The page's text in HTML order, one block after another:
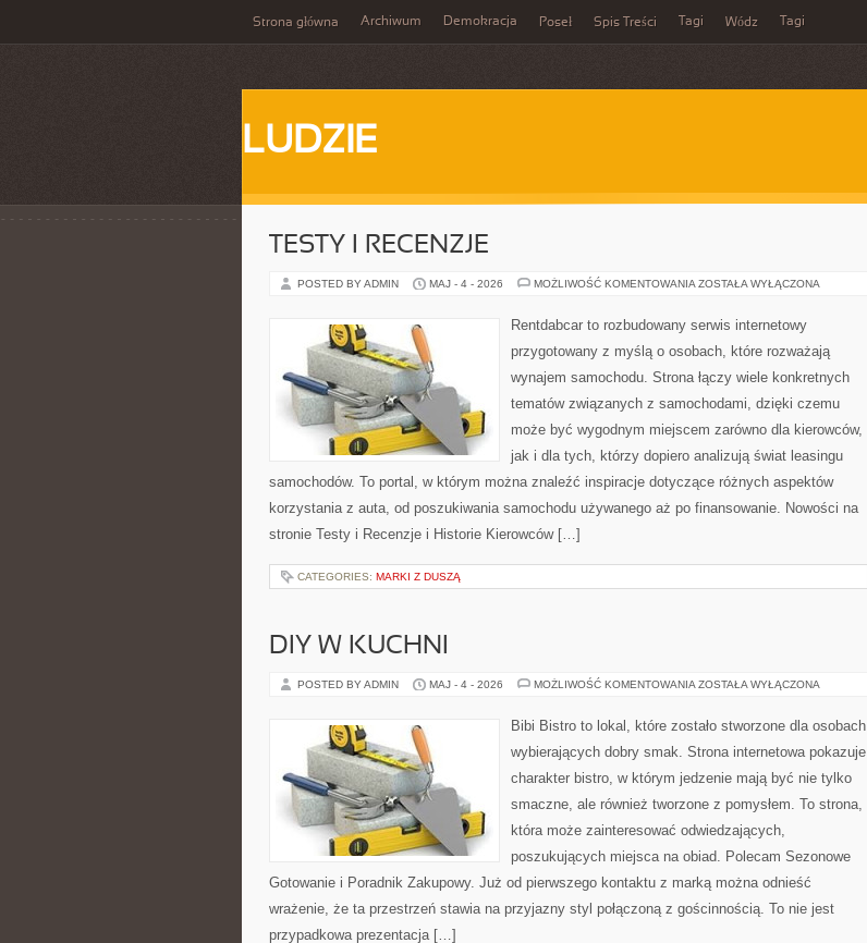
Strona główna Archiwum Demokracja Poseł Spis Treści Tagi Wódz Tagi
LUDZIE
TESTY I RECENZJE
POSTED BY ADMIN MAJ - 4 - 2026 MOŻLIWOŚĆ KOMENTOWANIA TESTY
ZOSTAŁA WYŁĄCZONA
Rentdabcar to rozbudowany serwis internetowy
przygotowany z myślą o osobach, które rozważają
wynajem samochodu. Strona łączy wiele konkretnych
tematów związanych z samochodami, dzięki czemu
może być wygodnym miejscem zarówno dla kierowców,
jak i dla tych, którzy dopiero analizują świat leasingu
samochodów. To portal, w którym można znaleźć inspiracje dotyczące różnych aspektów
korzystania z auta, od poszukiwania samochodu używanego aż po finansowanie. Nowości na
stronie Testy i Recenzje i Historie Kierowców […]
CATEGORIES: MARKI Z DUSZĄ
DIY W KUCHNI
POSTED BY ADMIN MAJ - 4 - 2026 MOŻLIWOŚĆ KOMENTOWANIA DIY
ZOSTAŁA WYŁĄCZONA
Bibi Bistro to lokal, które zostało stworzone dla osobach
wybierających dobry smak. Strona internetowa pokazuje
charakter bistro, w którym jedzenie mają być nie tylko
smaczne, ale również tworzone z pomysłem. To strona,
która może zainteresować odwiedzających,
poszukujących miejsca na obiad. Polecam Sezonowe
Gotowanie i Poradnik Zakupowy. Już od pierwszego kontaktu z marką można odnieść
wrażenie, że ta przestrzeń stawia na przyjazny styl połączoną z gościnnością. To nie jest
przypadkowa prezentacja […]